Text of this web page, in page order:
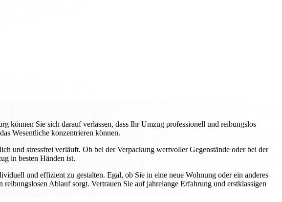
Sie sich darauf verlassen, dass Ihr Umzug professionell und reibungslos
Wesentliche konzentrieren können.
und stressfrei verläuft. Ob bei der Verpackung wertvoller Gegenstände oder bei der
in besten Händen ist.
und effizient zu gestalten. Egal, ob Sie in eine neue Wohnung oder ein anderes
Ablauf sorgt. Vertrauen Sie auf jahrelange Erfahrung und erstklassigen